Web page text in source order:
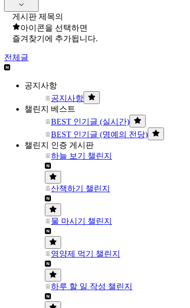
게시판 제목의
아이콘을 선택하면
즐겨찾기에 추가됩니다.
전체글
공지사항
공지사항
챌린지 베스트
BEST 인기글 (실시간)
BEST 인기글 (명예의 전당)
챌린지 인증 게시판
하늘 보기 챌린지
산책하기 챌린지
물 마시기 챌린지
영양제 먹기 챌린지
하루 할 일 작성 챌린지